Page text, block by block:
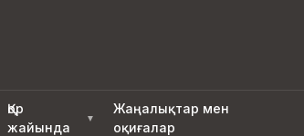
Қор
жайында
▼
Жаңалықтар мен
оқиғалар